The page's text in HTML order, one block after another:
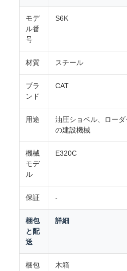
モデ
ル番
号
S6K
材質 スチール
ブラ
ンド
CAT
用途
油圧ショベル、ロー
の建設機械
機械
モデ
ル
E320C
保証 -
梱包
と配
送
詳細
梱包 木箱